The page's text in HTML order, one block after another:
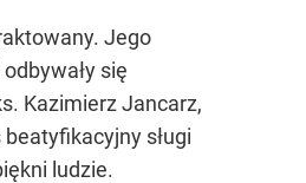
Jego
się
Kazimierz Jancarz,
sługi
ludzie.